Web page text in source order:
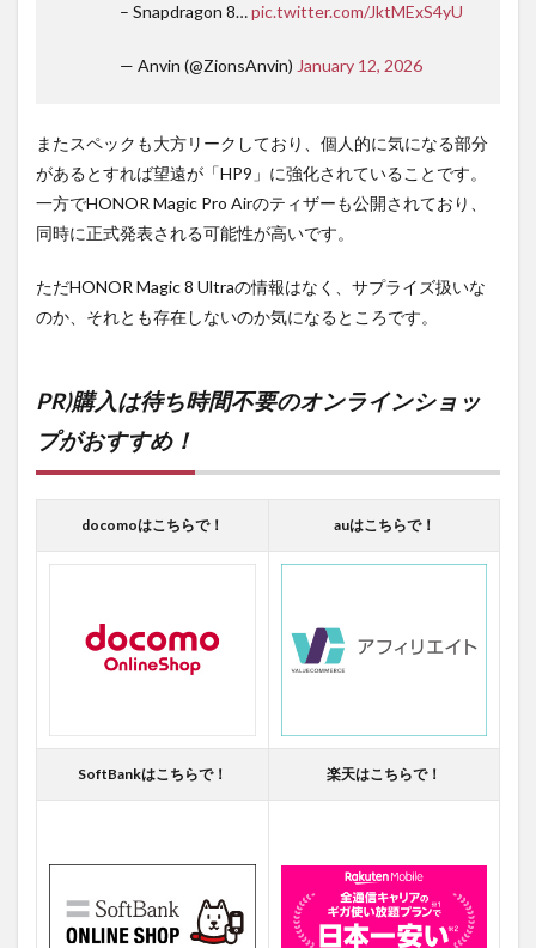
– Snapdragon 8…pic.twitter.com/JktMExS4yU
— Anvin (@ZionsAnvin) January 12, 2026
またスペックも大方リークしており、個人的に気になる部分
があるとすれば望遠が「HP9」に強化されていることです。
一方でHONOR Magic Pro Airのティザーも公開されており、
同時に正式発表される可能性が高いです。
ただHONOR Magic 8 Ultraの情報はなく、サプライズ扱いな
のか、それとも存在しないのか気になるところです。
PR)購入は待ち時間不要のオンラインショッ
プがおすすめ！
docomoはこちらで！ auはこちらで！
SoftBankはこちらで！ 楽天はこちらで！